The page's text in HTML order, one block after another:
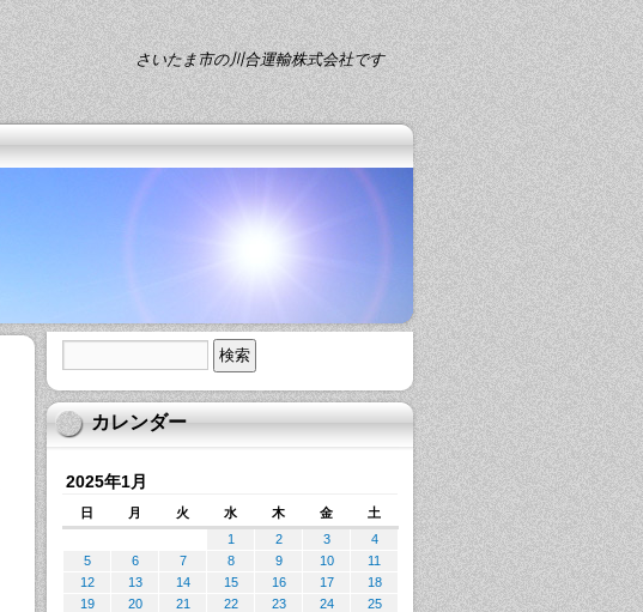
さいたま市の川合運輸株式会社です
カレンダー
2025年1月
日 月 火 水 木 金 土
1 2 3
4
5
6 7 8 9 10
11
12
13 14 15 16 17
18
19
20 21 22 23 24
25